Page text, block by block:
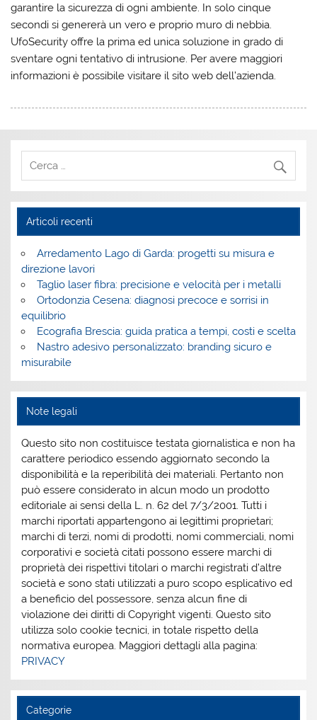
garantire la sicurezza di ogni ambiente. In solo cinque
secondi si genererà un vero e proprio muro di nebbia.
UfoSecurity offre la prima ed unica soluzione in grado di
sventare ogni tentativo di intrusione. Per avere maggiori
informazioni è possibile visitare il sito web dell’azienda.
Articoli recenti
Arredamento Lago di Garda: progetti su misura e
direzione lavori
Taglio laser fibra: precisione e velocità per i metalli
Ortodonzia Cesena: diagnosi precoce e sorrisi in
equilibrio
Ecografia Brescia: guida pratica a tempi, costi e scelta
Nastro adesivo personalizzato: branding sicuro e
misurabile
Note legali
Questo sito non costituisce testata giornalistica e non ha
carattere periodico essendo aggiornato secondo la
disponibilità e la reperibilità dei materiali. Pertanto non
può essere considerato in alcun modo un prodotto
editoriale ai sensi della L. n. 62 del 7/3/2001. Tutti i
marchi riportati appartengono ai legittimi proprietari;
marchi di terzi, nomi di prodotti, nomi commerciali, nomi
corporativi e società citati possono essere marchi di
proprietà dei rispettivi titolari o marchi registrati d’altre
società e sono stati utilizzati a puro scopo esplicativo ed
a beneficio del possessore, senza alcun fine di
violazione dei diritti di Copyright vigenti. Questo sito
utilizza solo cookie tecnici, in totale rispetto della
normativa europea. Maggiori dettagli alla pagina:
PRIVACY
Categorie